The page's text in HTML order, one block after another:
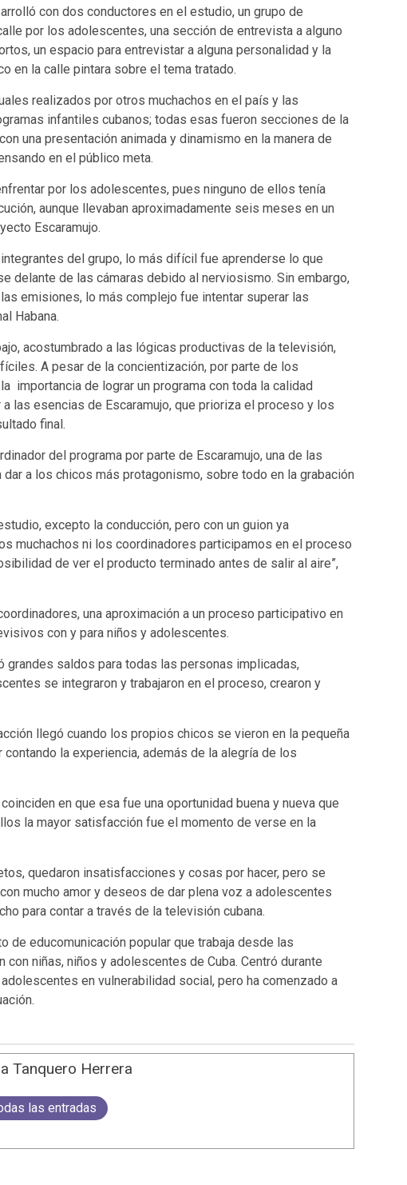
con dos conductores en el estudio, un grupo de
por los adolescentes, una sección de entrevista a alguno
un espacio para entrevistar a alguna personalidad y la
en la calle pintara sobre el tema tratado.
realizados por otros muchachos en el país y las
infantiles cubanos; todas esas fueron secciones de la
una presentación animada y dinamismo en la manera de
en el público meta.
por los adolescentes, pues ninguno de ellos tenía
aunque llevaban aproximadamente seis meses en un
Escaramujo.
del grupo, lo más difícil fue aprenderse lo que
delante de las cámaras debido al nerviosismo. Sin embargo,
emisiones, lo más complejo fue intentar superar las
Habana.
acostumbrado a las lógicas productivas de la televisión,
A pesar de la concientización, por parte de los
importancia de lograr un programa con toda la calidad
las esencias de Escaramujo, que prioriza el proceso y los
final.
del programa por parte de Escaramujo, una de las
a los chicos más protagonismo, sobre todo en la grabación
excepto la conducción, pero con un guion ya
muchachos ni los coordinadores participamos en el proceso
de ver el producto terminado antes de salir al aire”,
una aproximación a un proceso participativo en
con y para niños y adolescentes.
grandes saldos para todas las personas implicadas,
se integraron y trabajaron en el proceso, crearon y
llegó cuando los propios chicos se vieron en la pequeña
la experiencia, además de la alegría de los
en que esa fue una oportunidad buena y nueva que
la mayor satisfacción fue el momento de verse en la
quedaron insatisfacciones y cosas por hacer, pero se
mucho amor y deseos de dar plena voz a adolescentes
para contar a través de la televisión cubana.
de educomunicación popular que trabaja desde las
con niñas, niños y adolescentes de Cuba. Centró durante
en vulnerabilidad social, pero ha comenzado a
Tanquero Herrera
las entradas